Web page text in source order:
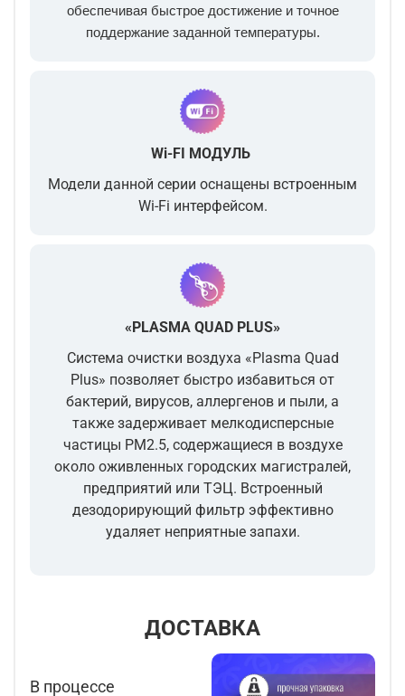
обеспечивая быстрое достижение и точное
поддержание заданной температуры.
Wi-FI МОДУЛЬ
Модели данной серии оснащены встроенным
Wi-Fi интерфейсом.
«PLASMA QUAD PLUS»
Система очистки воздуха «Plasma Quad
Plus» позволяет быстро избавиться от
бактерий, вирусов, аллергенов и пыли, а
также задерживает мелкодисперсные
частицы PM2.5, содержащиеся в воздухе
около оживленных городских магистралей,
предприятий или ТЭЦ. Встроенный
дезодорирующий фильтр эффективно
удаляет неприятные запахи.
ДОСТАВКА
В процессе